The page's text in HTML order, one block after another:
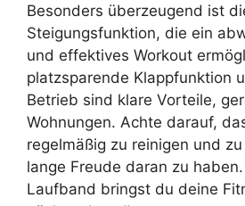
Besonders überzeugend ist
Steigungsfunktion, die ein
und effektives Workout
platzsparende Klappfunktion
Betrieb sind klare Vorteile,
Wohnungen. Achte darauf,
regelmäßig zu reinigen und
lange Freude daran zu
Laufband bringst du deine